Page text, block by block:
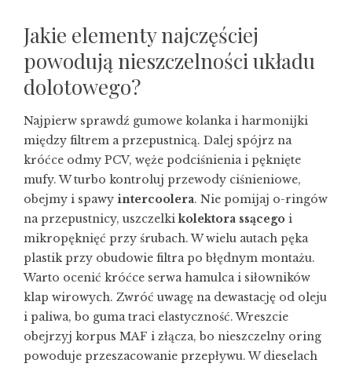
Jakie elementy najczęściej
powodują nieszczelności układu
dolotowego?
Najpierw sprawdź gumowe kolanka i harmonijki
między filtrem a przepustnicą. Dalej spójrz na
króćce odmy PCV, węże podciśnienia i pęknięte
mufy. W turbo kontroluj przewody ciśnieniowe,
obejmy i spawy intercoolera. Nie pomijaj o-ringów
na przepustnicy, uszczelkikolektora ssącego i
mikropęknięć przy śrubach. W wielu autach pęka
plastik przy obudowie filtra po błędnym montażu.
Warto ocenić króćce serwa hamulca i siłowników
klap wirowych. Zwróć uwagę na dewastację od oleju
i paliwa, bo guma traci elastyczność. Wreszcie
obejrzyj korpus MAF i złącza, bo nieszczelny oring
powoduje przeszacowanie przepływu. W dieselach